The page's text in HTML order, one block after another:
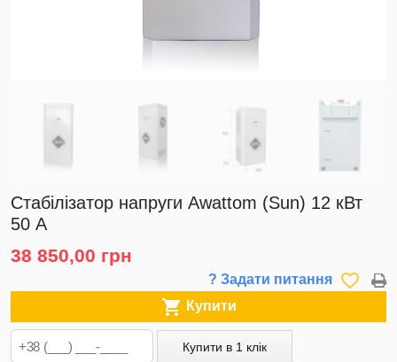
Стабілізатор напруги Awattom (Sun) 12 кВт
50 А
38 850,00 грн
? Задати питання favorite_border
 Купити
Купити в 1 клік